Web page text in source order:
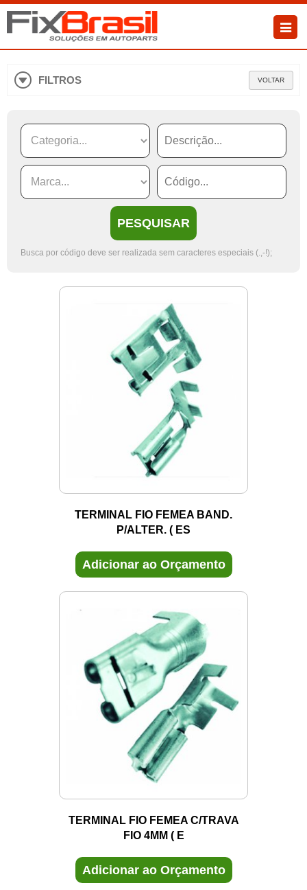
FILTROS VOLTAR
PESQUISAR
Busca por código deve ser realizada sem caracteres especiais (.,-!);
TERMINAL FIO FEMEA BAND.
P/ALTER. ( ES
Adicionar ao Orçamento
TERMINAL FIO FEMEA C/TRAVA
FIO 4MM ( E
Adicionar ao Orçamento